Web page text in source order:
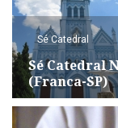
Sé Catedral
Sé Catedral
(Franca-SP)